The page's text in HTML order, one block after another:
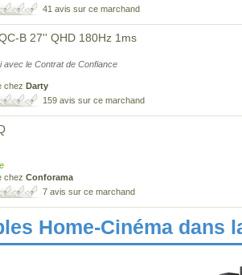
41 avis sur ce marchand
B 27'' QHD 180Hz 1ms
avec le Contrat de Confiance
chez Darty
159 avis sur ce marchand
chez Conforama
7 avis sur ce marchand
Home-Cinéma dans